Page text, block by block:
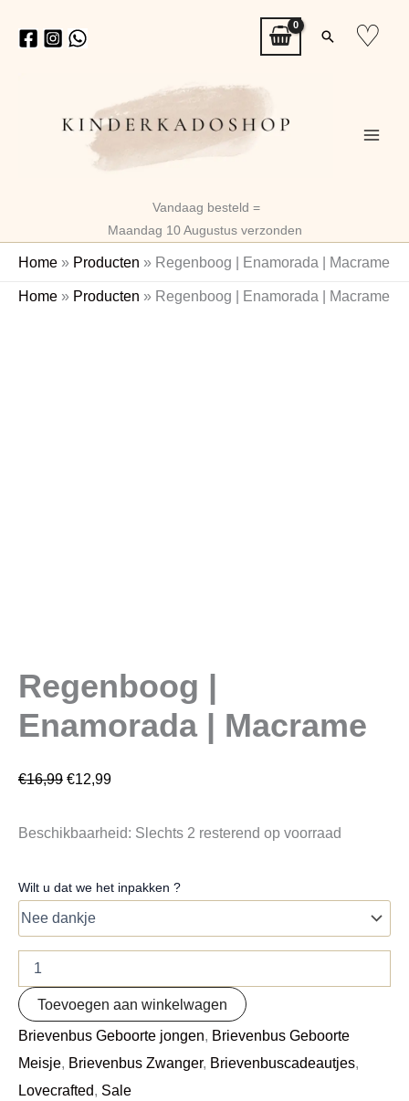
naar
Zoeken
♡
Vandaag besteld =
Maandag 10 Augustus verzonden
Home » Producten » Regenboog | Enamorada | Macrame
Home » Producten » Regenboog | Enamorada | Macrame
Regenboog |
Enamorada | Macrame
€16,99
Oorspronkelijke
€12,99
Huidige
Beschikbaarheid: Slechts 2 resterend op voorraad
Wilt u dat we het inpakken ?
Regenboog
Toevoegen aan winkelwagen
Brievenbus Geboorte jongen Brievenbus Geboorte
Meisje Brievenbus Zwanger, Brievenbuscadeautjes
Lovecrafted Sale